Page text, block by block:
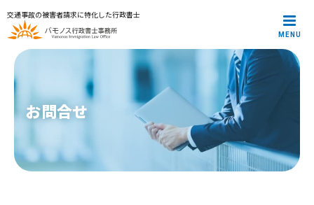
交通事故の被害者請求に特化した行政書士
MENU
お問合せ
メインメニュー
トップページ
代表プロフィール
サービス案内
解決事例
お知らせ
お問合せ